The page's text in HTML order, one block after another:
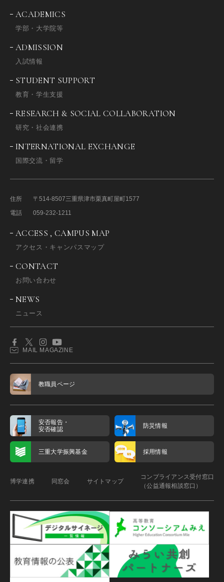
ACADEMICS
学部・大学院等
ADMISSION
入試情報
STUDENT SUPPORT
教育・学生支援
RESEARCH & SOCIAL COLLABORATION
研究・社会連携
INTERNATIONAL EXCHANGE
国際交流・留学
住所 〒514-8507三重県津市栗真町屋町1577
電話
059-232-1211
ACCESS , CAMPUS MAP
アクセス・キャンパスマップ
CONTACT
お問い合わせ
NEWS
ニュース
MAIL MAGAZINE
教職員ページ
安否報告・
安否確認
防災情報
三重大学振興基金 採用情報
博学連携 同窓会 サイトマップ
コンプライアンス受付窓口
（公益通報相談窓口）